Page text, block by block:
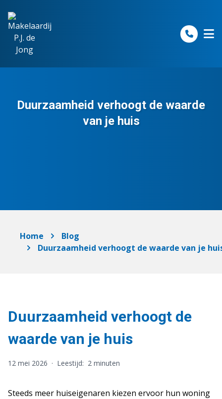
Duurzaamheid verhoogt de waarde
van je huis
Home
Blog
Duurzaamheid verhoogt de waarde van je
Duurzaamheid verhoogt de
waarde van je huis
12 mei 2026 · Leestijd: 2 minuten
Steeds meer huiseigenaren kiezen ervoor hun woning